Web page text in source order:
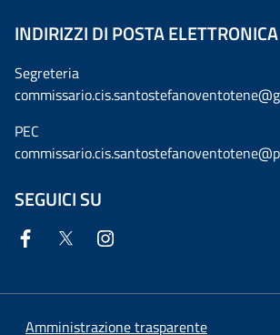
INDIRIZZI DI POSTA ELETTRONICA
Segreteria
PEC
SEGUICI SU
Amministrazione trasparente